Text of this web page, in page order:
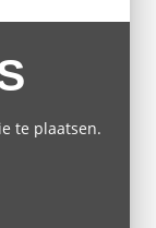
te plaatsen.